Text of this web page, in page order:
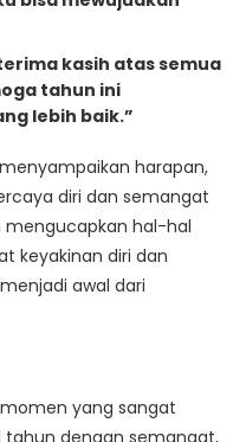
kasih atas semua
tahun ini
lebih baik.”
harapan,
diri dan semangat
hal-hal
keyakinan diri dan
awal dari
yang sangat
dengan semangat,